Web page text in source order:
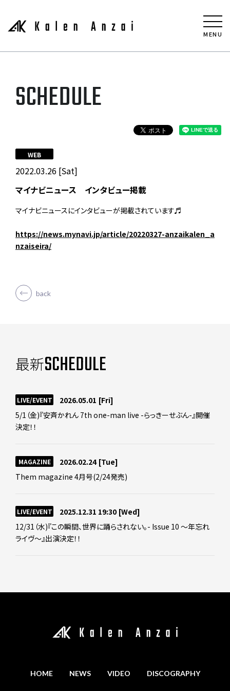
MENU
SCHEDULE
2022.03.26 [Sat]
WEB
マイナビニュース インタビュー掲載
マイナビニュースにインタビューが掲載されています♬
https://news.mynavi.jp/article/20220327-anzaikalen_a
nzaiseira/
back
最新SCHEDULE
LIVE/EVENT 2026.05.01 [Fri]
5/1（金)『安斉かれん 7th one-man live -らっきーせぶん-』開催
決定！！
MAGAZINE 2026.02.24 [Tue]
Them magazine 4月号(2/24発売)
LIVE/EVENT 2025.12.31 19:30 [Wed]
12/31（水)『この瞬間、世界に踊らされない。- Issue 10 ～年忘れ
ライヴ～』出演決定！！
HOME NEWS VIDEO DISCOGRAPHY